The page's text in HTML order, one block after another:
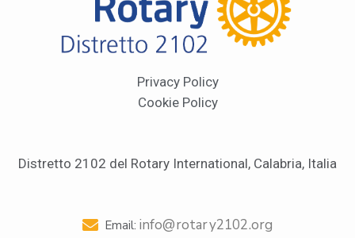
Privacy Policy
Cookie Policy
Distretto 2102 del Rotary International, Calabria, Italia
Email: info@rotary2102.org